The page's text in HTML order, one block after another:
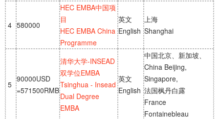
4 580000
HEC EMBA中国项
目
HEC EMBA China
Programme
英文
English
上海
Shanghai
5
90000USD
=571500RMB
清华大学-INSEAD
双学位EMBA
Tsinghua - Insead
Dual Degree
EMBA
英文
English
中国北京、新加坡、
China Beijing,
Singapore,
法国枫丹白露
France
Fontainebleau